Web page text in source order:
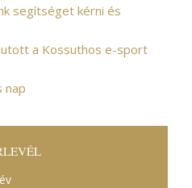
segítséget kérni és
a Kossuthos e-sport
nap